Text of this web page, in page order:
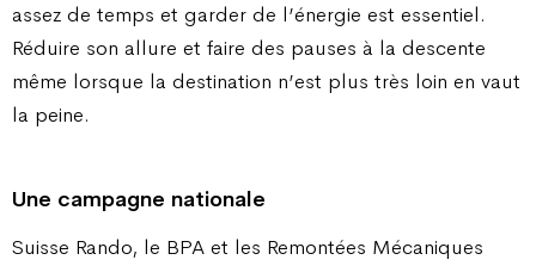
assez de temps et garder de l’énergie est essentiel.
Réduire son allure et faire des pauses à la descente
même lorsque la destination n’est plus très loin en vaut
la peine.
Une campagne nationale
Suisse Rando, le BPA et les Remontées Mécaniques